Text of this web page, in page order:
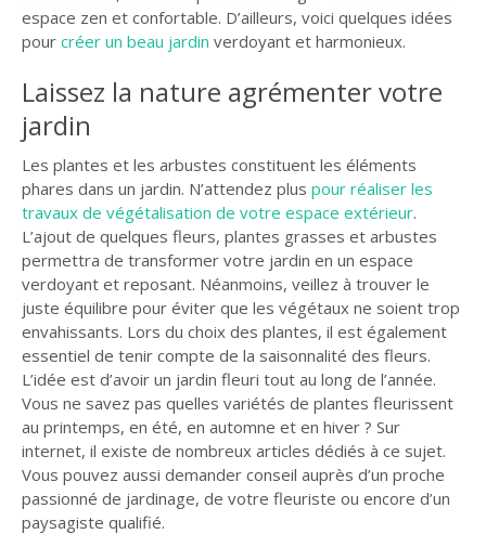
ELAGAGE ET
COMPAGNIE
espace zen et confortable. D’ailleurs, voici quelques idées
pour créer un beau jardin verdoyant et harmonieux.
Laissez la nature agrémenter votre
jardin
Les plantes et les arbustes constituent les éléments
phares dans un jardin. N’attendez plus pour réaliser les
travaux de végétalisation de votre espace extérieur.
L’ajout de quelques fleurs, plantes grasses et arbustes
permettra de transformer votre jardin en un espace
verdoyant et reposant. Néanmoins, veillez à trouver le
juste équilibre pour éviter que les végétaux ne soient trop
envahissants. Lors du choix des plantes, il est également
essentiel de tenir compte de la saisonnalité des fleurs.
L’idée est d’avoir un jardin fleuri tout au long de l’année.
Vous ne savez pas quelles variétés de plantes fleurissent
au printemps, en été, en automne et en hiver ? Sur
internet, il existe de nombreux articles dédiés à ce sujet.
Vous pouvez aussi demander conseil auprès d’un proche
passionné de jardinage, de votre fleuriste ou encore d’un
paysagiste qualifié.